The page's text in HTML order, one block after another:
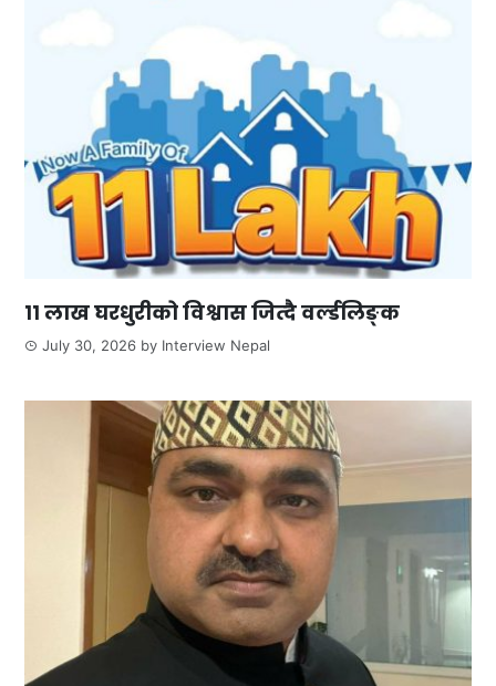
११ लाख घरधुरीको विश्वास जित्दै वर्ल्डलिङ्क
July 30, 2026 by Interview Nepal